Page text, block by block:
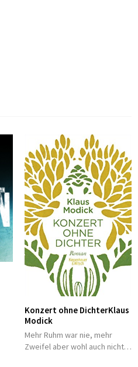
Konzert ohne DichterKlaus
Modick
Mehr Ruhm war nie, mehr
Zweifel aber wohl auch nicht…